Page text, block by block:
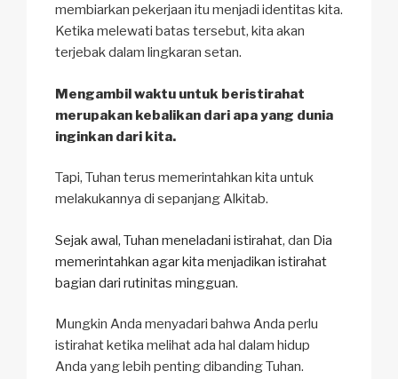
membiarkan pekerjaan itu menjadi identitas kita.
Ketika melewati batas tersebut, kita akan
terjebak dalam lingkaran setan.
Mengambil waktu untuk beristirahat
merupakan kebalikan dari apa yang dunia
inginkan dari kita.
Tapi, Tuhan terus memerintahkan kita untuk
melakukannya di sepanjang Alkitab.
Sejak awal, Tuhan meneladani istirahat, dan Dia
memerintahkan agar kita menjadikan istirahat
bagian dari rutinitas mingguan.
Mungkin Anda menyadari bahwa Anda perlu
istirahat ketika melihat ada hal dalam hidup
Anda yang lebih penting dibanding Tuhan.